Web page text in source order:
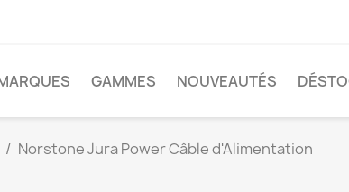
GAMMES NOUVEAUTÉS
Norstone Jura Power Câble d'Alimentation